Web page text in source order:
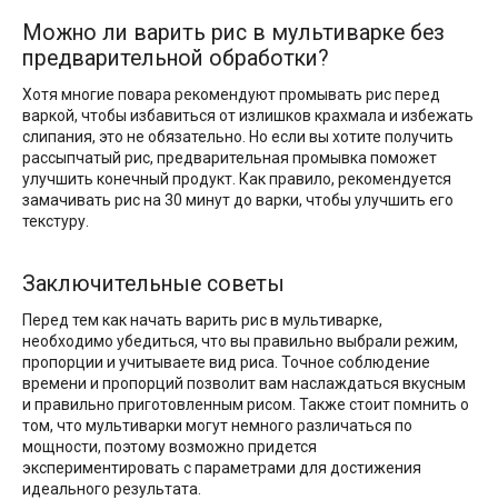
Можно ли варить рис в мультиварке без
предварительной обработки?
Хотя многие повара рекомендуют промывать рис перед
варкой, чтобы избавиться от излишков крахмала и избежать
слипания, это не обязательно. Но если вы хотите получить
рассыпчатый рис, предварительная промывка поможет
улучшить конечный продукт. Как правило, рекомендуется
замачивать рис на 30 минут до варки, чтобы улучшить его
текстуру.
Заключительные советы
Перед тем как начать варить рис в мультиварке,
необходимо убедиться, что вы правильно выбрали режим,
пропорции и учитываете вид риса. Точное соблюдение
времени и пропорций позволит вам наслаждаться вкусным
и правильно приготовленным рисом. Также стоит помнить о
том, что мультиварки могут немного различаться по
мощности, поэтому возможно придется
экспериментировать с параметрами для достижения
идеального результата.